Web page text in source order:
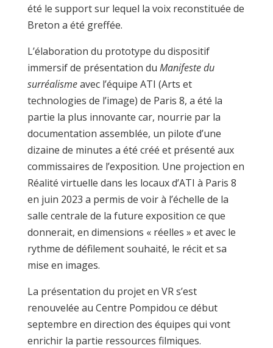
été le support sur lequel la voix reconstituée de
Breton a été greffée.
L’élaboration du prototype du dispositif
immersif de présentation du Manifeste du
surréalismeavec l’équipe ATI (Arts et
technologies de l’image) de Paris 8, a été la
partie la plus innovante car, nourrie par la
documentation assemblée, un pilote d’une
dizaine de minutes a été créé et présenté aux
commissaires de l’exposition. Une projection en
Réalité virtuelle dans les locaux d’ATI à Paris 8
en juin 2023 a permis de voir à l’échelle de la
salle centrale de la future exposition ce que
donnerait, en dimensions « réelles » et avec le
rythme de défilement souhaité, le récit et sa
mise en images.
La présentation du projet en VR s’est
renouvelée au Centre Pompidou ce début
septembre en direction des équipes qui vont
enrichir la partie ressources filmiques.